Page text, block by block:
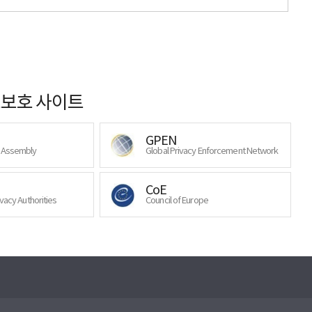
호 사이트
GPEN
Global Privacy Enforcement Network
Authorities
CoE
Council of Europe